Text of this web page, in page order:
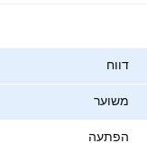
דווח
משוער
הפתעה